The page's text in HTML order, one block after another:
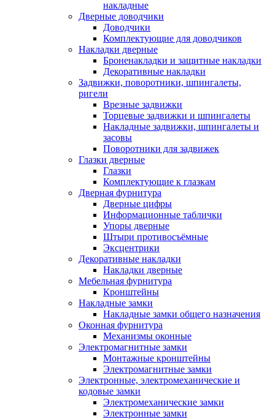
накладные
Дверные доводчики
Доводчики
Комплектующие для доводчиков
Накладки дверные
Броненакладки и защитные накладки
Декоративные накладки
Задвижки, поворотники, шпингалеты,
ригели
Врезные задвижки
Торцевые задвижки и шпингалеты
Накладные задвижки, шпингалеты и
засовы
Поворотники для задвижек
Глазки дверные
Глазки
Комплектующие к глазкам
Дверная фурнитура
Дверные цифры
Информационные таблички
Упоры дверные
Штыри противосъёмные
Эксцентрики
Декоративные накладки
Накладки дверные
Мебельная фурнитура
Кронштейны
Накладные замки
Накладные замки общего назначения
Оконная фурнитура
Механизмы оконные
Электромагнитные замки
Монтажные кронштейны
Электромагнитные замки
Электронные, электромеханические и
кодовые замки
Электромеханические замки
Электронные замки